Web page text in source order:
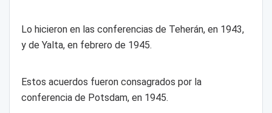
Lo hicieron en las conferencias de Teherán, en 1943,
y de Yalta, en febrero de 1945.
Estos acuerdos fueron consagrados por la
conferencia de Potsdam, en 1945.